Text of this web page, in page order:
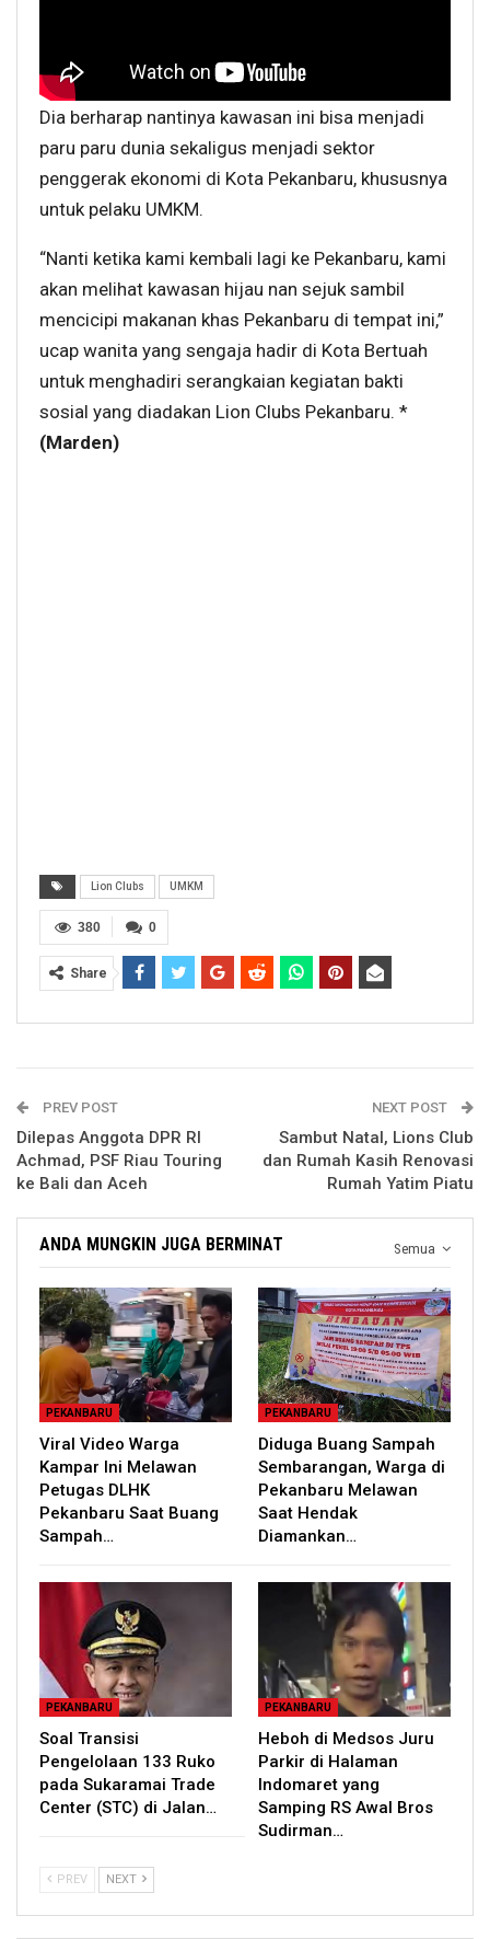
Dia berharap nantinya kawasan ini bisa menjadi
paru paru dunia sekaligus menjadi sektor
penggerak ekonomi di Kota Pekanbaru, khususnya
untuk pelaku UMKM.
“Nanti ketika kami kembali lagi ke Pekanbaru, kami
akan melihat kawasan hijau nan sejuk sambil
mencicipi makanan khas Pekanbaru di tempat ini,”
ucap wanita yang sengaja hadir di Kota Bertuah
untuk menghadiri serangkaian kegiatan bakti
sosial yang diadakan Lion Clubs Pekanbaru. *
(Marden)
Lion Clubs UMKM
0
380
Share
PREV POST
Dilepas Anggota DPR RI
Achmad, PSF Riau Touring
ke Bali dan Aceh
NEXT POST
Sambut Natal, Lions Club
dan Rumah Kasih Renovasi
Rumah Yatim Piatu
Semua
ANDA MUNGKIN JUGA BERMINAT
PEKANBARU
Viral Video Warga
Kampar Ini Melawan
Petugas DLHK
Pekanbaru Saat Buang
Sampah…
PEKANBARU
Diduga Buang Sampah
Sembarangan, Warga di
Pekanbaru Melawan
Saat Hendak
Diamankan…
PEKANBARU
Soal Transisi
Pengelolaan 133 Ruko
pada Sukaramai Trade
Center (STC) di Jalan…
PEKANBARU
Heboh di Medsos Juru
Parkir di Halaman
Indomaret yang
Samping RS Awal Bros
Sudirman…
PREV NEXT